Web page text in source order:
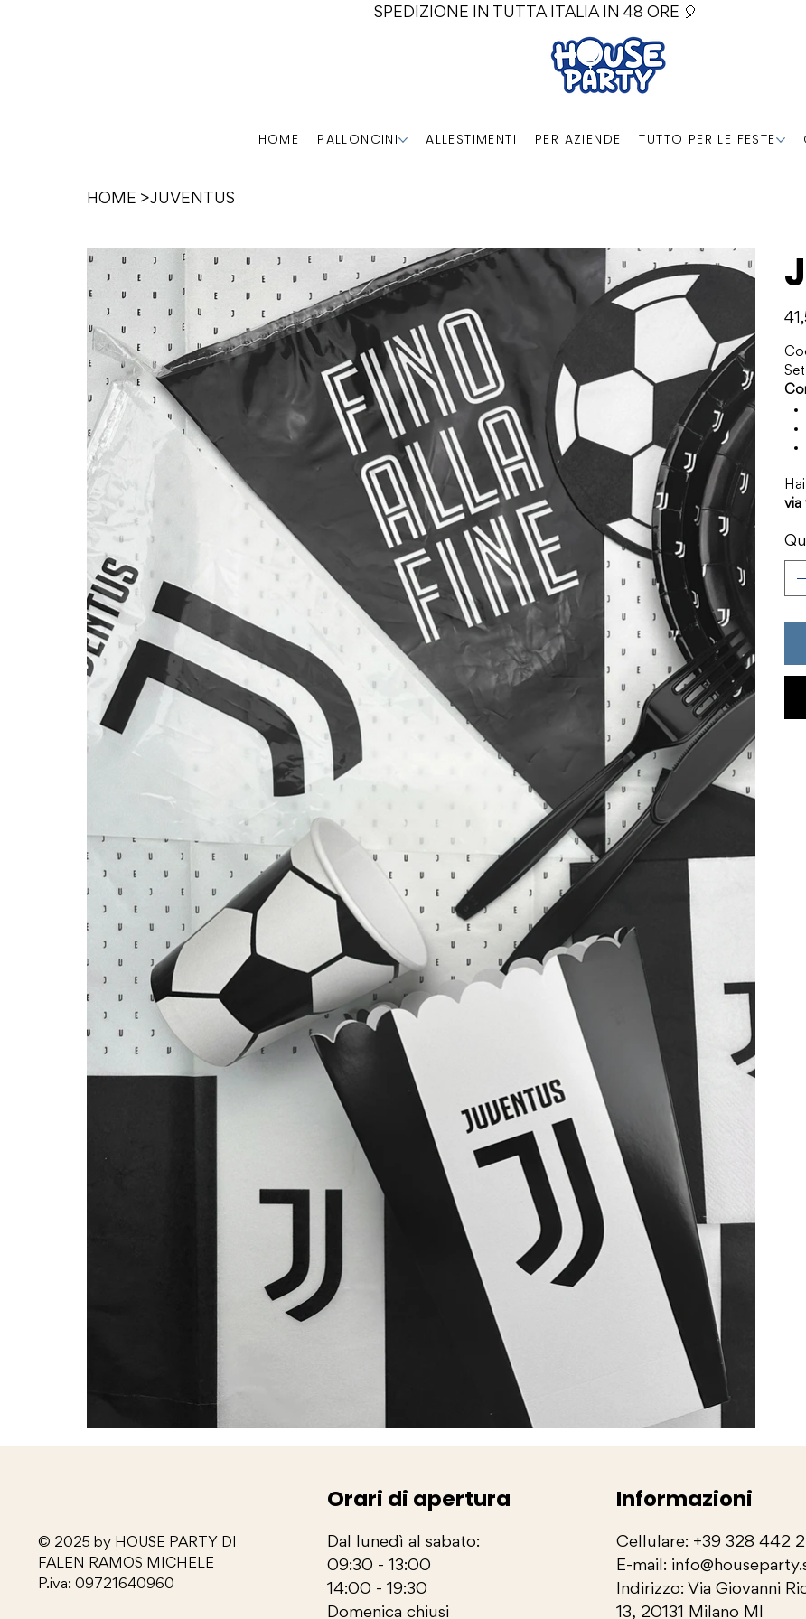
SPEDIZIONE IN TUTTA ITALIA IN 48 ORE 🎈
HOME PALLONCINI ALLESTIMENTI PER AZIENDE TUTTO PER LE FESTE
HOME >JUVENTUS
via
© 2025 by HOUSE PARTY DI
FALEN RAMOS MICHELE
P.iva: 09721640960
Orari di apertura
Dal lunedì al sabato:
09:30 - 13:00
14:00 - 19:30
Domenica chiusi
Informazioni
Cellulare: +39 328 442
E-mail:
Indirizzo: Via Giovanni
13, 20131 Milano MI